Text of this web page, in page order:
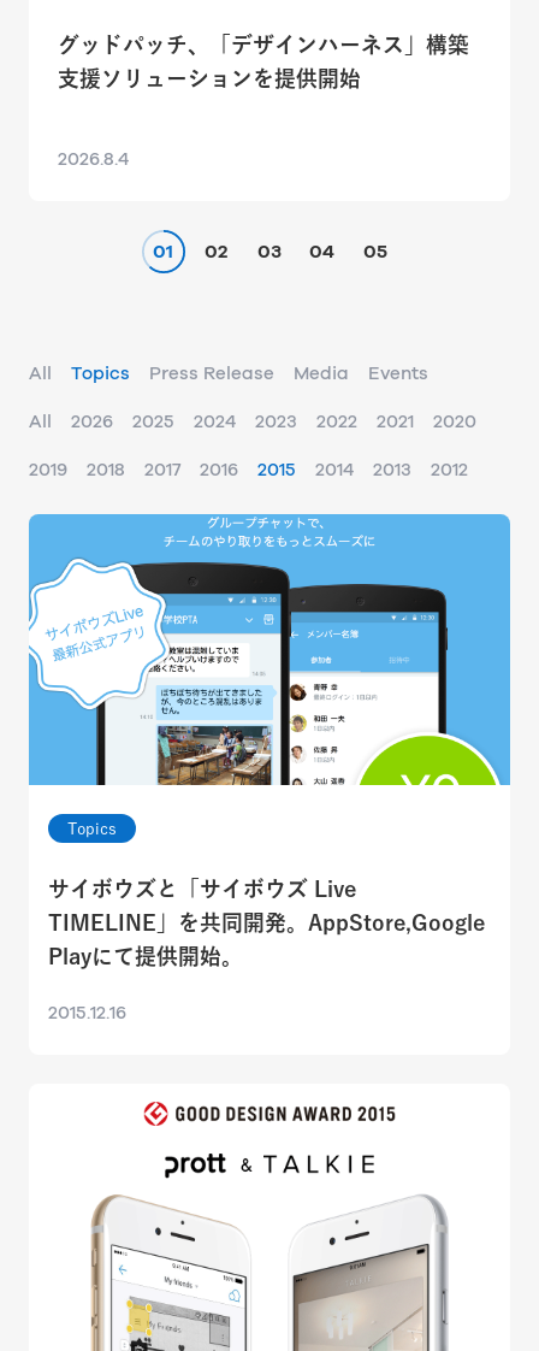
グッドパッチ、「デザインハーネス」構築
支援ソリューションを提供開始
2026.8.4
01 02 03 04 05
All Topics Press Release Media Events
All 2026 2025 2024 2023 2022 2021 2020
2019 2018 2017 2016 2015 2014 2013 2012
Topics
サイボウズと「サイボウズ Live
TIMELINE」を共同開発。AppStore,Google
Playにて提供開始。
2015.12.16